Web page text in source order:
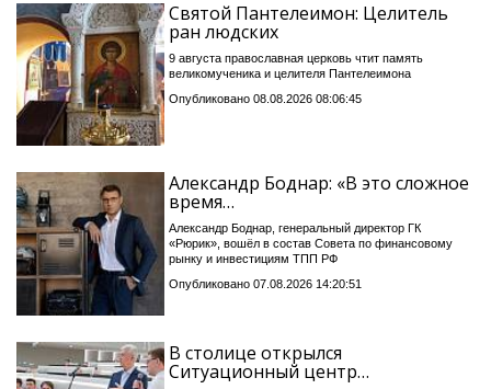
Святой Пантелеимон: Целитель
ран людских
9 августа православная церковь чтит память
великомученика и целителя Пантелеимона
Опубликовано 08.08.2026 08:06:45
Александр Боднар: «В это сложное
время…
Александр Боднар, генеральный директор ГК
«Рюрик», вошёл в состав Совета по финансовому
рынку и инвестициям ТПП РФ
Опубликовано 07.08.2026 14:20:51
В столице открылся
Ситуационный центр…